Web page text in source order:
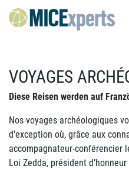
VOYAGES
Diese Reisen werden auf
Nos voyages archéologiques
d'exception où, grâce aux
accompagnateur-conférencier
Loi Zedda, président